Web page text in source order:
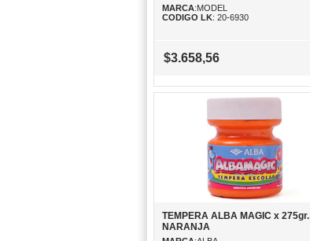
MARCA:MODEL
CODIGO LK: 20-6930
$3.658,56
TEMPERA ALBA MAGIC x 275gr.
NARANJA